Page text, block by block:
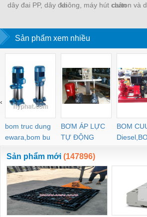
dây đai PP, dây đaikhông, máy hút châncarton và
Sản phẩm xem nhiều
bom truc dung
ewara,bom bu
ewara
BƠM ÁP LỰC
TỰ ĐỘNG
BOM
CHUA
‹
Sản phẩm mới (147896)